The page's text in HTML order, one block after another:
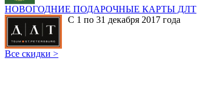
НОВОГОДНИЕ ПОДАРОЧНЫЕ КАРТЫ ДЛТ
С 1 по 31 декабря 2017 года
Все скидки >